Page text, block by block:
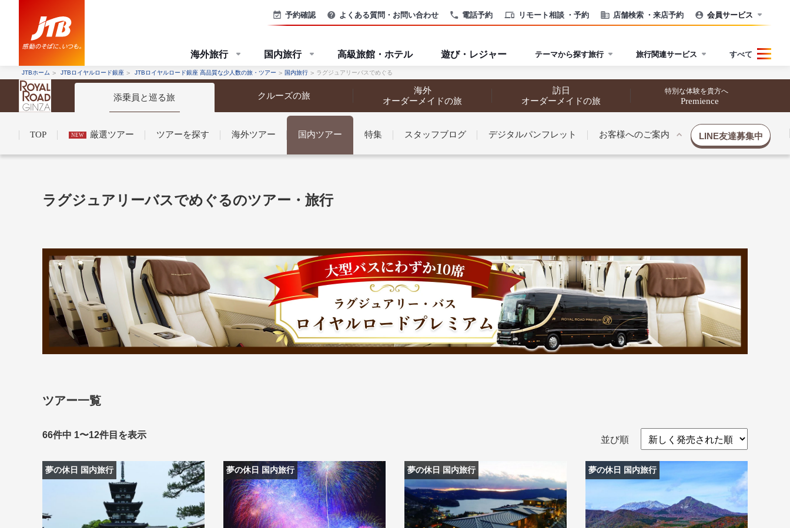
電話予約 リモート相談 ・予約 店舗検索 ・来店予約
予約確認 よくある質問・お問い合わせ 会員サービス
海外旅行 国内旅行 高級旅館・ホテル 遊び・レジャー テーマから探す旅行 旅行関連サービス すべて
JTBホーム JTBロイヤルロード銀座 JTBロイヤルロード銀座 高品質な少人数の旅・ツアー 国内旅行 ラグジュアリーバスでめぐる
添乗員と巡る旅 クルーズの旅
海外
オーダーメイドの旅
訪日
オーダーメイドの旅
特別な体験を貴方へ
Premience
TOP NEW 厳選ツアー ツアーを探す 海外ツアー 国内ツアー 特集 スタッフブログ デジタルパンフレット お客様へのご案内
コンシェルジュ紹介お申し込みの流れ法人企業・自治体のみなさまへ
LINE友達募集中
条件から探す
キーワード
11月
12月 ゴールデンウィーク お盆・夏休み 年末年始
ブランド
“知究”紀行
GRAND'EX 夢の休日 | 海外旅行
条件から探す
キーワード
年末年始
ブランド
夢の休日 煌
夢の休日 国内旅行 四季彩紀行
ラグジュアリーバスでめぐるのツアー・旅行
ツアー一覧
66件中 1〜12件目を表示 並び順
夢の休日 国内旅行 夢の休日 国内旅行 夢の休日 国内旅行 夢の休日 国内旅行